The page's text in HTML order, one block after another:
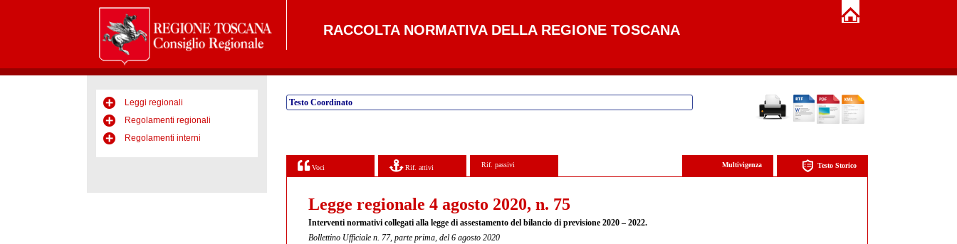
RACCOLTA NORMATIVA DELLA REGIONE TOSCANA
Leggi regionali
Regolamenti regionali
Regolamenti interni
Testo Coordinato
Voci Rif. attivi Rif. passivi Testo Storico
Multivigenza
Legge regionale 4 agosto 2020, n. 75
Interventi normativi collegati alla legge di assestamento del bilancio di previsione 2020 – 2022.
Bollettino Ufficiale n. 77, parte prima, del 6 agosto 2020